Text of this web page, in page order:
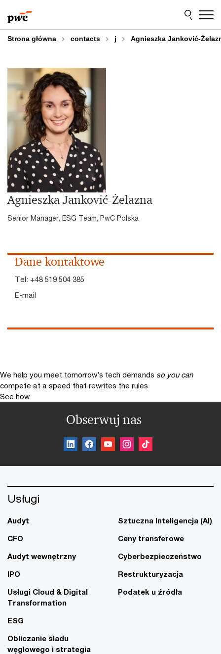
do
treści
do
stopki
Strona główna contacts j Agnieszka Janković-
Agnieszka Janković-Żelazna
Senior Manager, ESG Team, PwC Polska
Dane kontaktowe
Tel: +48 519 504 385
E-mail
We help you meet tomorrow’s tech demands so you can
compete at a speed that rewrites the rules
See how
Obserwuj nas
Usługi
Audyt
CFO
Audyt wewnętrzny
IPO
Usługi Cloud & Digital
Transformation
ESG
Obliczanie śladu
węglowego i strategia
Sztuczna Inteligencja (AI)
Ceny transferowe
Cyberbezpieczeństwo
Restrukturyzacja
Podatek u źródła